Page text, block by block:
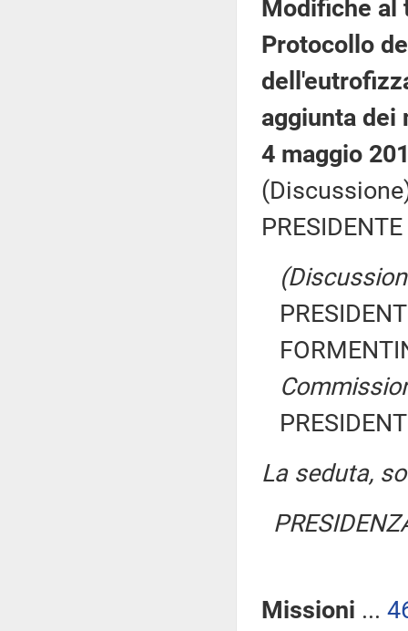
Modifiche al
Protocollo
aggiunta dei
4 maggio
La seduta,
Missioni ...